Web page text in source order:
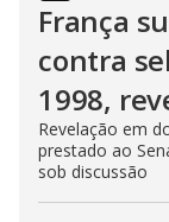
França
contra
1998,
Revelação em
prestado ao
sob discussão